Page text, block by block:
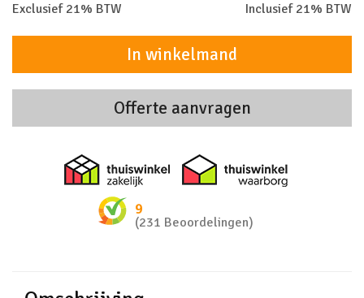
Exclusief 21% BTW Inclusief 21% BTW
In winkelmand
Offerte aanvragen
Thuiswinkel zakelijk
9
(231 Beoordelingen)